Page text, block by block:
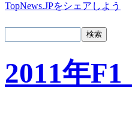
TopNews.JPをシェアしよう
2011年